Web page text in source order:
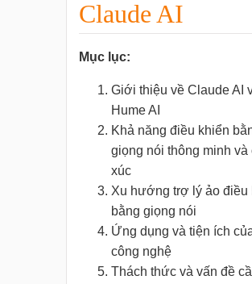
Claude AI
Mục lục:
Giới thiệu về Claude AI
Hume AI
Khả năng điều khiển
giọng nói thông minh và
xúc
Xu hướng trợ lý ảo điều
bằng giọng nói
Ứng dụng và tiện ích
công nghệ
Thách thức và vấn đề